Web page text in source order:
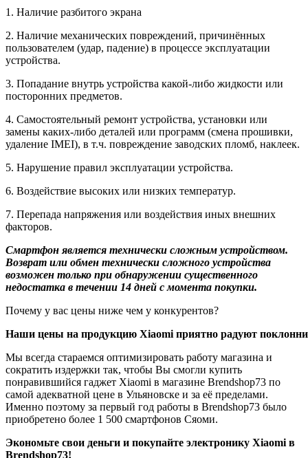
1. Наличие разбитого экрана
2. Наличие механических повреждений, причинённых
пользователем (удар, падение) в процессе эксплуатации
устройства.
3. Попадание внутрь устройства какой-либо жидкости или
посторонних предметов.
4. Самостоятельный ремонт устройства, установки или
замены каких-либо деталей или программ (смена прошивки,
удаление IMEI), в т.ч. повреждение заводских пломб, наклеек.
5. Нарушение правил эксплуатации устройства.
6. Воздействие высоких или низких температур.
7. Перепада напряжения или воздействия иных внешних
факторов.
Смартфон является технически сложным устройством.
Возврат или обмен технически сложного устройства
возможен только при обнаружении существенного
недостатка в течении 14 дней с момента покупки.
Почему у вас цены ниже чем у конкурентов?
Наши цены на продукцию Xiaomi приятно радуют
Мы всегда стараемся оптимизировать работу магазина и
сократить издержки так, чтобы Вы смогли купить
понравившийся гаджет Xiaomi в магазине Brendshop73 по
самой адекватной цене в Ульяновске и за её пределами.
Именно поэтому за первый год работы в Brendshop73 было
приобретено более 1 500 смартфонов Сяоми.
Экономьте свои деньги и покупайте электронику Xiaomi в
Brendshop73!